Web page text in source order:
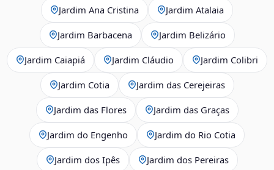
Jardim Ana Cristina Jardim Atalaia
Jardim Barbacena Jardim Belizário
Jardim Caiapiá Jardim Cláudio Jardim Colibri
Jardim Cotia Jardim das Cerejeiras
Jardim das Flores Jardim das Graças
Jardim do Engenho Jardim do Rio Cotia
Jardim dos Ipês Jardim dos Pereiras